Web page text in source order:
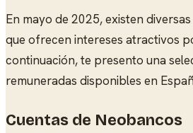
En mayo de 2025, existen
que ofrecen intereses atractivos
continuación, te presento una
remuneradas disponibles en
Cuentas de Neobancos